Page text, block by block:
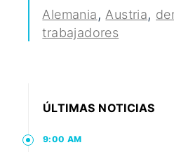
Alemania,Austria,
trabajadores
ÚLTIMAS NOTICIAS
9:00 AM